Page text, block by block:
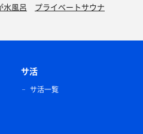
水風呂 プライベートサウナ
サ活
サ活一覧